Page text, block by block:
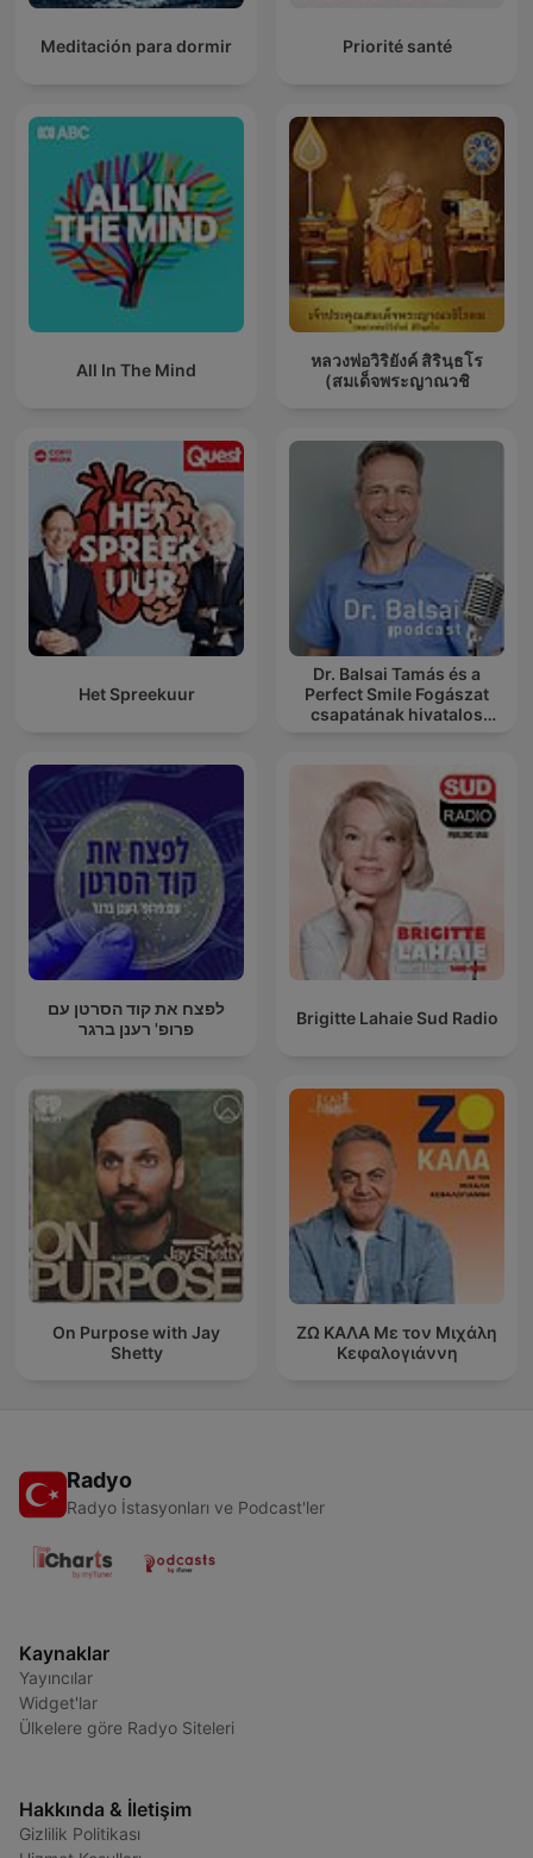
Meditación para dormir Priorité santé
All In The Mind
หลวงพ่อวิริยังค์ สิรินฺธโร
(สมเด็จพระญาณวชิ
Het Spreekuur
Dr. Balsai Tamás és a
Perfect Smile Fogászat
csapatának hivatalos
לפצח את קוד הסרטן עם
פרופ' רענן ברגר
Brigitte Lahaie Sud Radio
On Purpose with Jay
Shetty
ΖΩ ΚΑΛΑ Με τον Μιχάλη
Κεφαλογιάννη
Radyo
Radyo İstasyonları ve Podcast'ler
Kaynaklar
Yayıncılar
Widget'lar
Ülkelere göre Radyo Siteleri
Hakkında & İletişim
Gizlilik Politikası